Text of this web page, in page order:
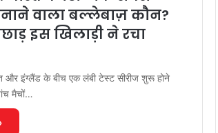
वाला बल्लेबाज़ कौन?
इस खिलाड़ी ने रचा
और इंग्लैंड के बीच एक लंबी टेस्ट सीरीज शुरू होने
मैचों…